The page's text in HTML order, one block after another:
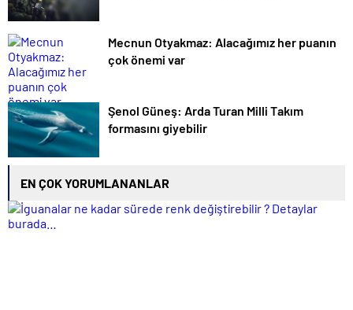
Mecnun Otyakmaz: Alacağımız her puanın
çok önemi var
Şenol Güneş: Arda Turan Milli Takım
formasını giyebilir
EN ÇOK YORUMLANANLAR